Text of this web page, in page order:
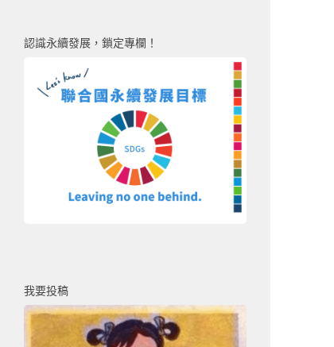
認識永續發展，鎖定專欄！
我要投稿